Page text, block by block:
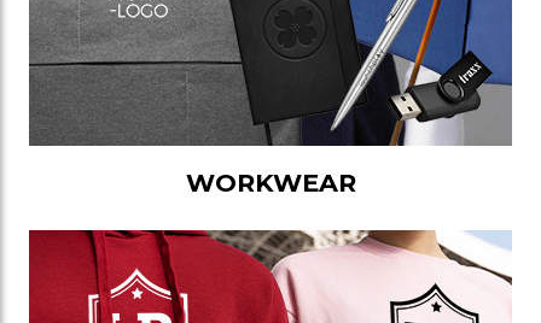
WORKWEAR